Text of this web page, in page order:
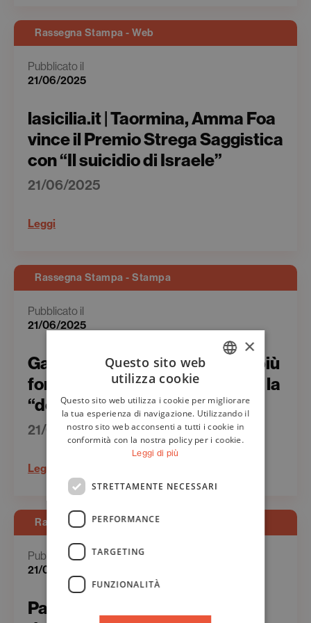
Rassegna Stampa - Web
Pubblicato il
21/06/2025
lasicilia.it | Taormina, Amma Foa
vince il Premio Strega Saggistica
con “Il suicidio di Israele”
21/06/2025
Leggi
Rassegna Stampa - Stampa
Pubblicato il
21/06/2025
Gazzetta del Sud | Un’Europa più
forte e autorevole per fermare la
“deriva trumpiana”
21/06/2025
Leggi
Rassegna Stampa - Web
Pubblicato il
21/06/2025
Palermo.repubblica.it | Il grido
ENGLISH
×
Questo sito web
utilizza cookie
Questo sito web utilizza i cookie per migliorare
la tua esperienza di navigazione. Utilizzando il
nostro sito web acconsenti a tutti i cookie in
conformità con la nostra policy per i cookie.
Leggi di più
STRETTAMENTE NECESSARI
PERFORMANCE
TARGETING
FUNZIONALITÀ